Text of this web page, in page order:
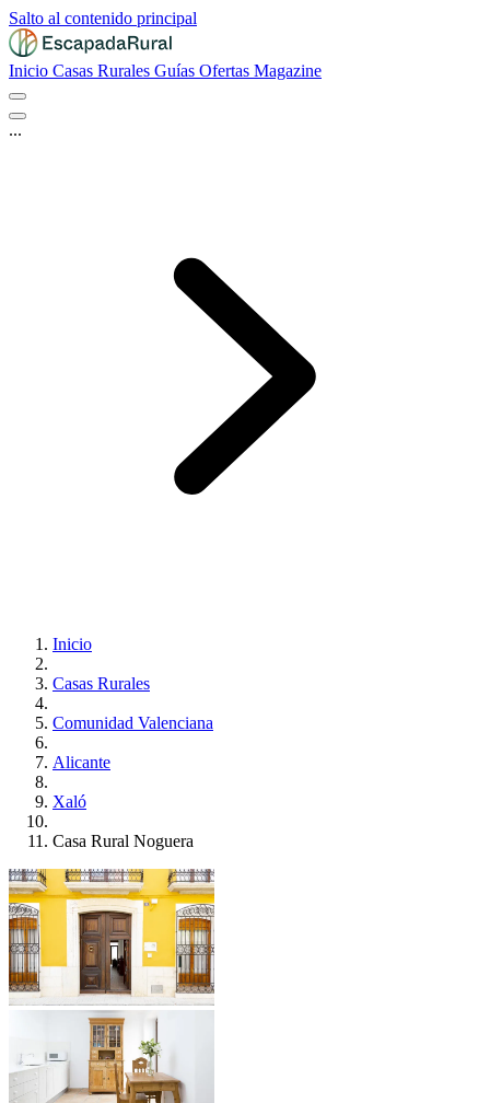
Salto al contenido principal
Inicio Casas Rurales Guías Ofertas Magazine
...
Inicio
Casas Rurales
Comunidad Valenciana
Alicante
Xaló
Casa Rural Noguera